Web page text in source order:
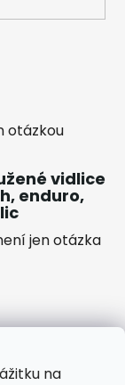
na
otázkou
vidlice
enduro,
jen otázka